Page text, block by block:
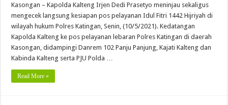
Kasongan – Kapolda Kalteng Irjen Dedi Prasetyo meninjau sekaligus
mengecek langsung kesiapan pos pelayanan Idul Fitri 1442 Hijriyah di
wilayah hukum Polres Katingan, Senin, (10/5/2021). Kedatangan
Kapolda Kalteng ke pos pelayanan lebaran Polres Katingan di daerah
Kasongan, didampingi Danrem 102 Panju Panjung, Kajati Kalteng dan
Kabinda Kalteng serta PJU Polda …
Read More »